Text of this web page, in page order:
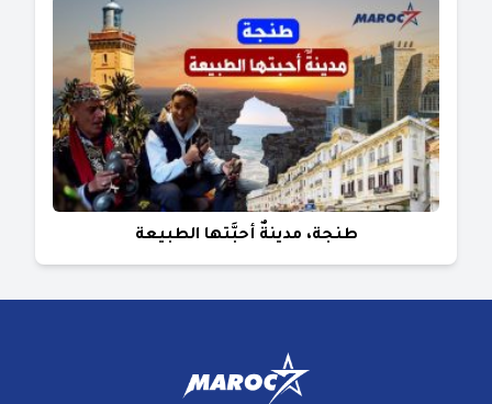
طنجة، مدينةٌ أحبَّتها الطبيعة